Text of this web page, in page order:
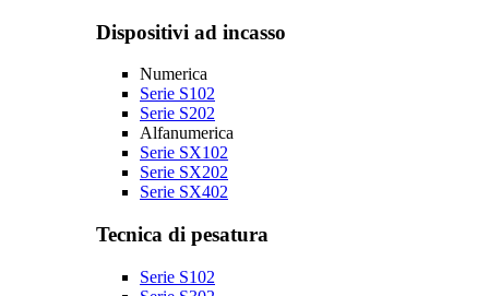
Dispositivi ad incasso
Numerica
Serie S102
Serie S202
Alfanumerica
Serie SX102
Serie SX202
Serie SX402
Tecnica di pesatura
Serie S102